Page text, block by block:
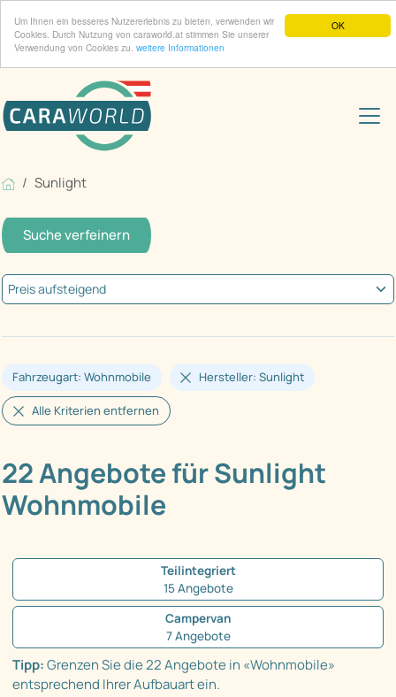
OK
Um Ihnen ein besseres Nutzererlebnis zu bieten, verwenden wir
Cookies. Durch Nutzung von caraworld.at stimmen Sie unserer
Verwendung von Cookies zu. weitere Informationen
Sunlight
Suche verfeinern
Fahrzeugart: Wohnmobile Hersteller: Sunlight
Alle Kriterien entfernen
22 Angebote für Sunlight
Wohnmobile
Teilintegriert
15 Angebote
Campervan
7 Angebote
Tipp:Grenzen Sie die 22 Angebote in «Wohnmobile»
entsprechend Ihrer Aufbauart ein.